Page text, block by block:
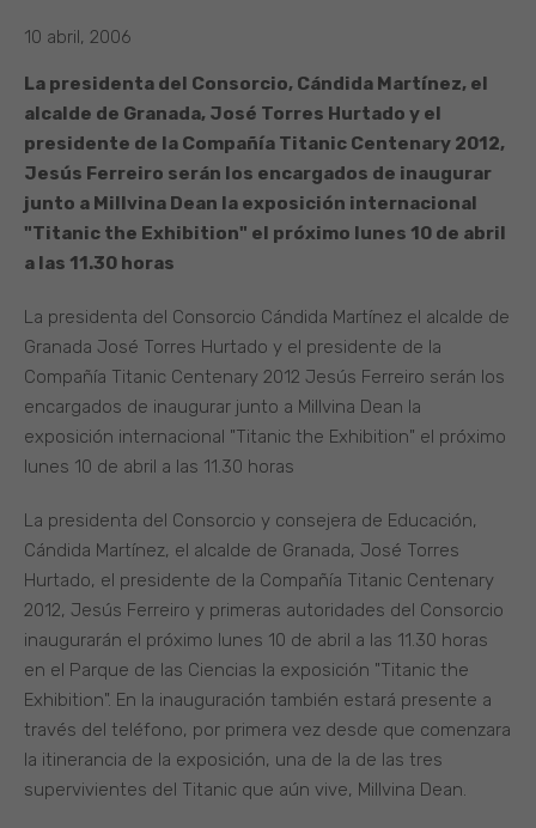
10 abril, 2006
La presidenta del Consorcio, Cándida Martínez, el
alcalde de Granada, José Torres Hurtado y el
presidente de la Compañía Titanic Centenary 2012,
Jesús Ferreiro serán los encargados de inaugurar
junto a Millvina Dean la exposición internacional
"Titanic the Exhibition" el próximo lunes 10 de abril
a las 11.30 horas
La presidenta del Consorcio Cándida Martínez el alcalde de
Granada José Torres Hurtado y el presidente de la
Compañía Titanic Centenary 2012 Jesús Ferreiro serán los
encargados de inaugurar junto a Millvina Dean la
exposición internacional "Titanic the Exhibition" el próximo
lunes 10 de abril a las 11.30 horas
La presidenta del Consorcio y consejera de Educación,
Cándida Martínez, el alcalde de Granada, José Torres
Hurtado, el presidente de la Compañía Titanic Centenary
2012, Jesús Ferreiro y primeras autoridades del Consorcio
inaugurarán el próximo lunes 10 de abril a las 11.30 horas
en el Parque de las Ciencias la exposición "Titanic the
Exhibition". En la inauguración también estará presente a
través del teléfono, por primera vez desde que comenzara
la itinerancia de la exposición, una de la de las tres
supervivientes del Titanic que aún vive, Millvina Dean.